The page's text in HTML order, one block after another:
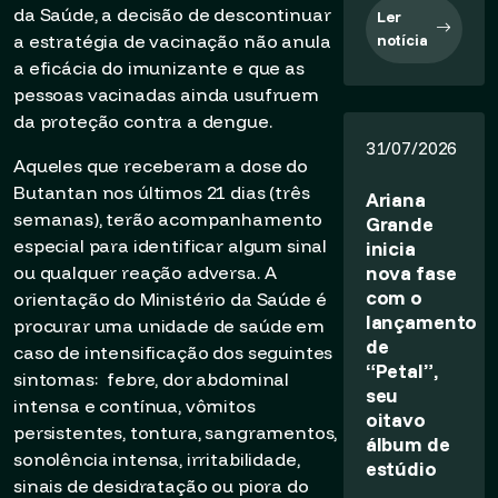
da Saúde, a decisão de descontinuar
a estratégia de vacinação não anula
a eficácia do imunizante e que as
pessoas vacinadas ainda usufruem
da proteção contra a dengue.
Aqueles que receberam a dose do
Butantan nos últimos 21 dias (três
semanas), terão acompanhamento
especial para identificar algum sinal
ou qualquer reação adversa. A
orientação do Ministério da Saúde é
procurar uma unidade de saúde em
caso de intensificação dos seguintes
sintomas: febre, dor abdominal
intensa e contínua, vômitos
persistentes, tontura, sangramentos,
sonolência intensa, irritabilidade,
sinais de desidratação ou piora do
Ler
notícia
31/07/2026
Ariana
Grande
inicia
nova fase
com o
lançamento
de
“Petal”,
seu
oitavo
álbum de
estúdio